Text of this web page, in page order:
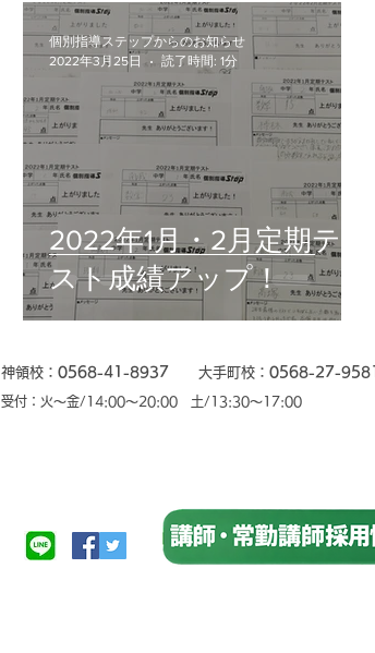
2022年1月・2月定期テ
スト成績アップ！
個別指導ステップからのお知らせ
2022年3月25日
読了時間: 1分
神領校： 0568-41-8937 大手町校： 0568-27-9581
​受付：火〜金/14:00〜20:00 土/13:30〜17:00